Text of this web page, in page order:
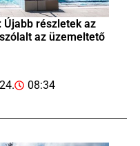
Újabb részletek az
az üzemeltető
08:34